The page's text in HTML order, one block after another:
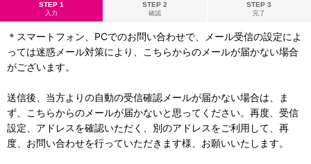
STEP 1
入力
STEP 2
確認
STEP 3
完了
＊スマートフォン、PCでのお問い合わせで、メール受信の設定によ
っては迷惑メール対策により、こちらからのメールが届かない場合
がございます。
送信後、当方よりの自動の受信確認メールが届かない場合は、ま
ず、こちらからのメールが届かないと思ってください。再度、受信
設定、アドレスを確認いただく、別のアドレスをご利用して、再
度、お問い合わせを行っていただきます様、お願いいたします。